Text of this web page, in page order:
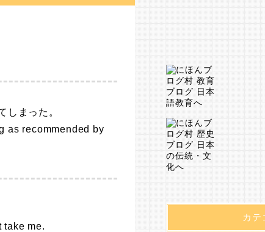
しまった。
as recommended by
take me.
カテ